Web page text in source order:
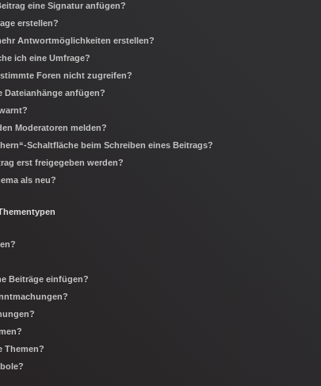
eine Signatur anfügen?
erstellen?
Antwortmöglichkeiten erstellen?
ich eine Umfrage?
Foren nicht zugreifen?
Dateianhänge anfügen?
Moderatoren melden?
Schaltfläche beim Schreiben eines Beitrags?
erst freigegeben werden?
als neu?
Beiträge einfügen?
Themen?